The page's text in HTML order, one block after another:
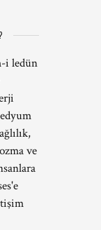
i ledün
ve